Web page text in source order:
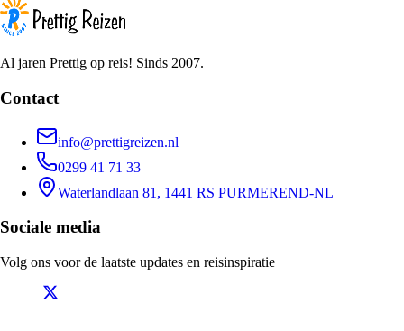
Al jaren Prettig op reis! Sinds 2007.
Contact
info@prettigreizen.nl
0299 41 71 33
Waterlandlaan 81, 1441 RS PURMEREND-NL
Sociale media
Volg ons voor de laatste updates en reisinspiratie